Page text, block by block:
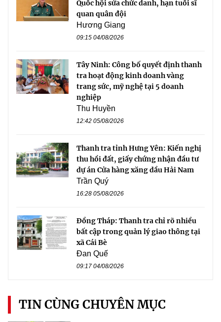
Quốc hội sửa chức danh, hạn tuổi sĩ
quan quân đội
Hương Giang
09:15 04/08/2026
Tây Ninh: Công bố quyết định thanh
tra hoạt động kinh doanh vàng
trang sức, mỹ nghệ tại 5 doanh
nghiệp
Thu Huyền
12:42 05/08/2026
Thanh tra tỉnh Hưng Yên: Kiến nghị
thu hồi đất, giấy chứng nhận đầu tư
dự án Cửa hàng xăng dầu Hải Nam
Trần Quý
16:28 05/08/2026
Đồng Tháp: Thanh tra chỉ rõ nhiều
bất cập trong quản lý giao thông tại
xã Cái Bè
Đan Quế
09:17 04/08/2026
TIN CÙNG CHUYÊN MỤC